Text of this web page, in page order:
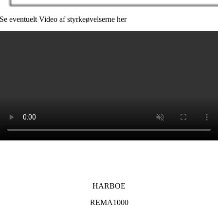
Se eventuelt Video af styrkeøvelserne her
HARBOE
REMA1000